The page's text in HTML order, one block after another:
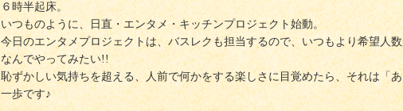
６時半起床。
いつものように、日直・エンタメ・キッチンプロジェクト始動。
今日のエンタメプロジェクトは、バスレクも担当するので、いつもより希望人
なんでやってみたい!!
恥ずかしい気持ちを超える、人前で何かをする楽しさに目覚めたら、それは「
一歩です♪